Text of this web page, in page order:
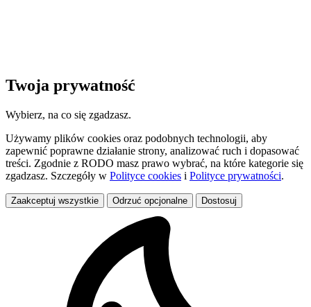
Twoja prywatność
Wybierz, na co się zgadzasz.
Używamy plików cookies oraz podobnych technologii, aby
zapewnić poprawne działanie strony, analizować ruch i dopasować
treści. Zgodnie z RODO masz prawo wybrać, na które kategorie się
zgadzasz. Szczegóły w Polityce cookies i Polityce prywatności.
Zaakceptuj wszystkie Odrzuć opcjonalne Dostosuj